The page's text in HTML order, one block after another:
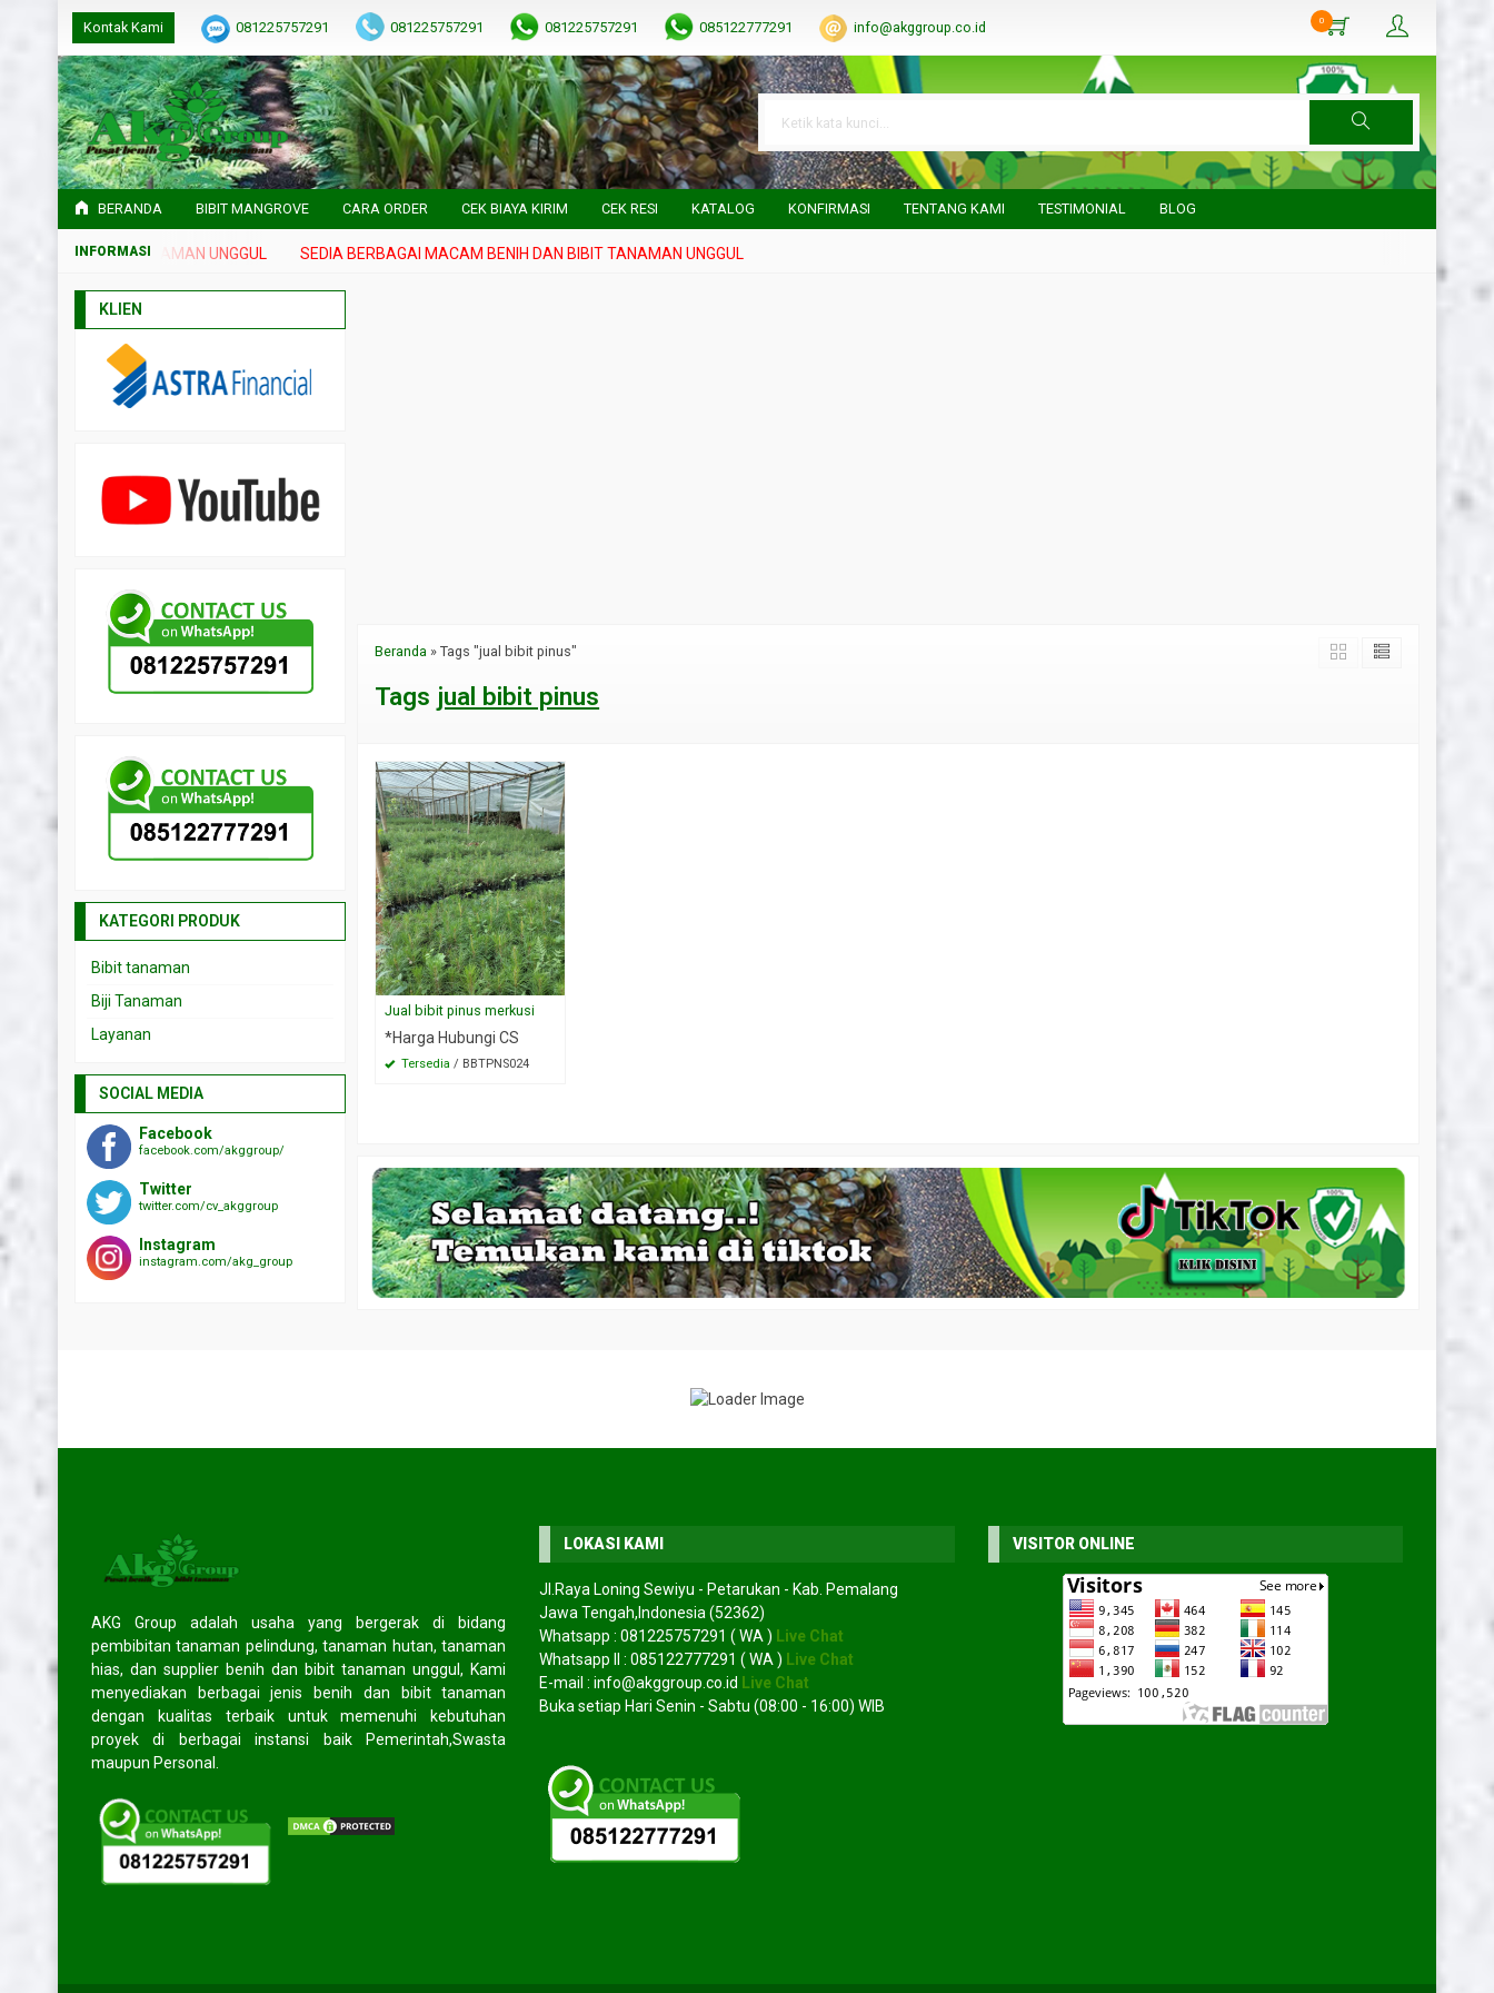
Kontak Kami 081225757291 081225757291 081225757291 085122777291 info@akggroup.co.id 0
BERANDA BIBIT MANGROVE CARA ORDER CEK BIAYA KIRIM CEK RESI KATALOG KONFIRMASI TENTANG KAMI TESTIMONIAL BLOG
DAN BIBIT TANAMAN UNGGUL SEDIA BERBAGAI MACAM BENIH DAN BIBIT TANAMAN UNGGUL
Beranda »Tags "jual bibit pinus"
Tags jual bibit pinus
Jual bibit pinus merkusi
*Harga Hubungi CS
Tersedia / BBTPNS024
KLIEN
KATEGORI PRODUK
Bibit tanaman
Biji Tanaman
Layanan
SOCIAL MEDIA
Facebook
facebook.com/akggroup/
Twitter
twitter.com/cv_akggroup
Instagram
instagram.com/akg_group
*Harga Hubungi CS
Rofiq- Semarang
Senang sekali belanja di website ini.
Harganya murah dan pelayanan yang
diberikan TOP banget. Sukses selalu
dan akan saya rekomendasikan
(5/5)
AKG Group adalah usaha yang bergerak di bidang
pembibitan tanaman pelindung, tanaman hutan, tanaman
hias, dan supplier benih dan bibit tanaman unggul, Kami
menyediakan berbagai jenis benih dan bibit tanaman
dengan kualitas terbaik untuk memenuhi kebutuhan
proyek di berbagai instansi baik Pemerintah,Swasta
maupun Personal.
LOKASI KAMI
Jl.Raya Loning Sewiyu - Petarukan - Kab. Pemalang
Jawa Tengah,Indonesia (52362)
Whatsapp :081225757291 ( WA ) Live Chat
Whatsapp II :085122777291 ( WA ) Live Chat
E-mail :info@akggroup.co.id Live Chat
Buka setiap Hari Senin - Sabtu (08:00 - 16:00) WIB
VISITOR ONLINE